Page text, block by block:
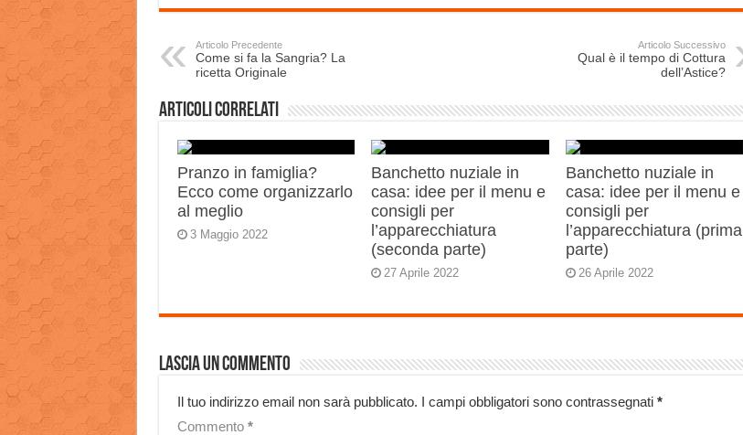
Articolo Precedente
Come si fa la Sangria? La
ricetta Originale
Articolo Successivo
Qual è il tempo di Cottura
dell’Astice?
Articoli correlati
Pranzo in famiglia?
Ecco come organizzarlo
al meglio
3 Maggio 2022
Banchetto nuziale in
casa: idee per il menu e
consigli per
l’apparecchiatura
(seconda parte)
27 Aprile 2022
Banchetto nuziale in
casa: idee per il menu e
consigli per
l’apparecchiatura (prima
parte)
26 Aprile 2022
Lascia un commento
Il tuo indirizzo email non sarà pubblicato. I campi obbligatori sono contrassegnati *
Commento *